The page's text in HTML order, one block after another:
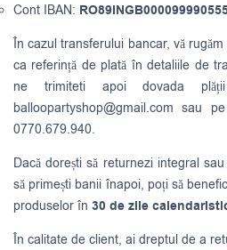
Cont IBAN:
În cazul transferului bancar, vă
ca referință de plată în detaliile de
ne trimiteti apoi dovada
balloopartyshop@gmail.com sau
0770.679.940.
Dacă dorești să returnezi integral
să primești banii înapoi, poți să
produselor în 30 de zile
În calitate de client, ai dreptul de a